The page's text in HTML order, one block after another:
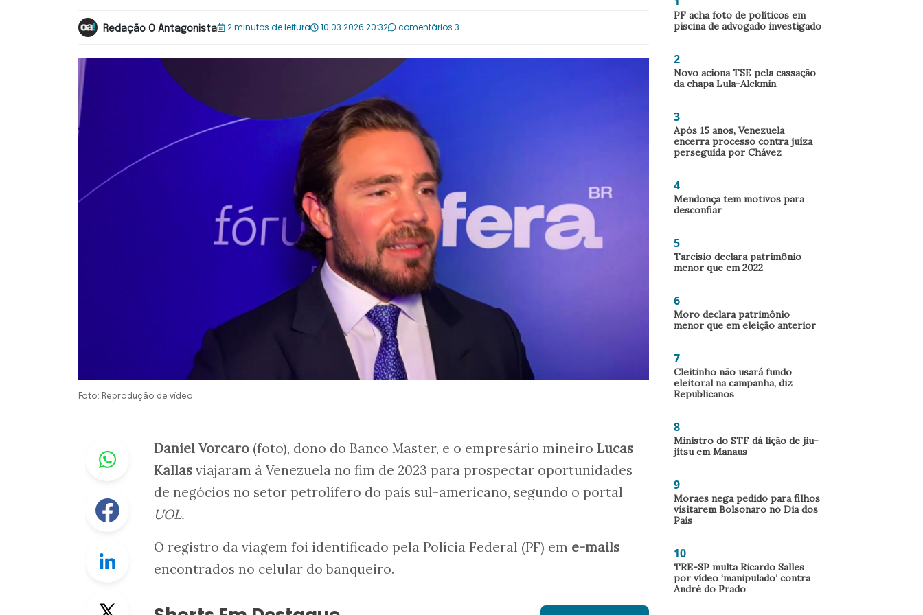
Redação O Antagonista 2 minutos de leitura 10.03.2026 20:32 comentários 3
Foto: Reprodução de vídeo
Whastapp
Facebook
Linkedin
Daniel Vorcaro (foto), dono do Banco Master, e o empresário mineiro Lucas
Kallas viajaram à Venezuela no fim de 2023 para prospectar oportunidades
de negócios no setor petrolífero do país sul-americano, segundo o portal
UOL.
O registro da viagem foi identificado pela Polícia Federal (PF) em e-mails
encontrados no celular do banqueiro.
PF acha foto de políticos em
piscina de advogado investigado
2
Novo aciona TSE pela cassação
da chapa Lula-Alckmin
3
Após 15 anos, Venezuela
encerra processo contra juíza
perseguida por Chávez
4
Mendonça tem motivos para
desconfiar
5
Tarcísio declara patrimônio
menor que em 2022
6
Moro declara patrimônio
menor que em eleição anterior
7
Cleitinho não usará fundo
eleitoral na campanha, diz
Republicanos
8
Ministro do STF dá lição de jiu-
jítsu em Manaus
9
Moraes nega pedido para filhos
visitarem Bolsonaro no Dia dos
Pais
10
TRE-SP multa Ricardo Salles
por vídeo ‘manipulado’ contra
André do Prado